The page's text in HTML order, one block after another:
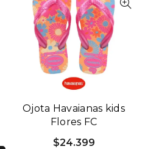
Ojota Havaianas kids
Flores FC
$24.399